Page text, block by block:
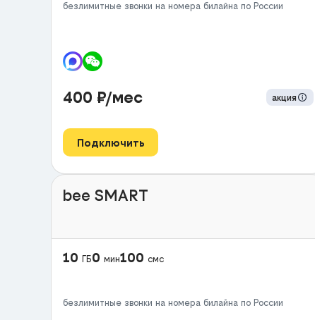
безлимитные звонки на номера билайна по России
400 ₽/мес акция
Подключить
bee SMART
10 ГБ0 мин100 смс
безлимитные звонки на номера билайна по России